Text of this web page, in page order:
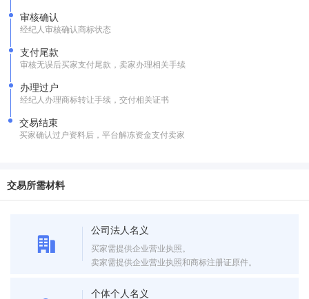
审核确认
经纪人审核确认商标状态
支付尾款
审核无误后买家支付尾款，卖家办理相关手续
办理过户
经纪人办理商标转让手续，交付相关证书
交易结束
买家确认过户资料后，平台解冻资金支付卖家
交易所需材料
公司法人名义
买家需提供企业营业执照。
卖家需提供企业营业执照和商标注册证原件。
个体个人名义